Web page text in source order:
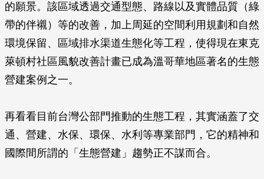
的願景。該區域透過交通型態、路線以及實體品質（綠
帶的伴襯）等的改善，加上周延的空間利用規劃和自然
環境保留、區域排水渠道生態化等工程，使得現在東克
萊頓村社區風貌改善計畫已成為溫哥華地區著名的生態
營建案例之一。
再看看目前台灣公部門推動的生態工程，其實涵蓋了交
通、營建、水保、環保、水利等專業部門，它的精神和
國際間所謂的「生態營建」趨勢正不謀而合。